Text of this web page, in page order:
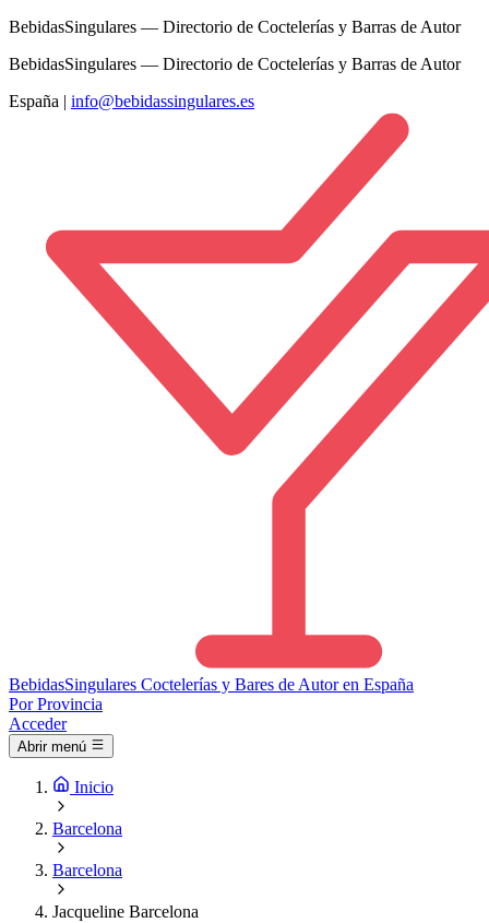
BebidasSingulares — Directorio de Coctelerías y Barras de Autor
BebidasSingulares — Directorio de Coctelerías y Barras de Autor
España | info@bebidassingulares.es
BebidasSingulares Coctelerías y Bares de Autor en España
Por Provincia
Acceder
Abrir menú
Inicio
Barcelona
Barcelona
Jacqueline Barcelona